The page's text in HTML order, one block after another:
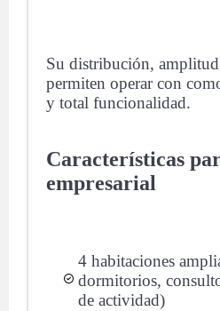
Su distribución,
permiten operar con
y total funcionalidad.
Características
empresarial
4 habitaciones
dormitorios,
de actividad)